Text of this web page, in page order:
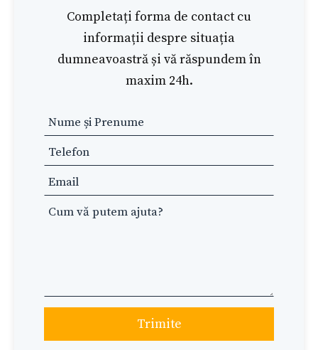
Completați forma de contact cu
informații despre situația
dumneavoastră și vă răspundem în
maxim 24h.
Leave
this
field
blank
Trimite